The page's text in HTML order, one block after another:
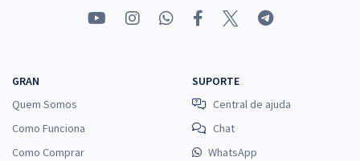
GRAN
Quem Somos
Como Funciona
Como Comprar
SUPORTE
Central de ajuda
Chat
WhatsApp